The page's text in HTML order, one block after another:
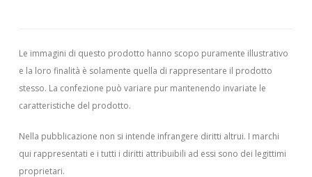
Le immagini di questo prodotto hanno scopo puramente illustrativo
e la loro finalità è solamente quella di rappresentare il prodotto
stesso. La confezione può variare pur mantenendo invariate le
caratteristiche del prodotto.
Nella pubblicazione non si intende infrangere diritti altrui. I marchi
qui rappresentati e i tutti i diritti attribuibili ad essi sono dei legittimi
proprietari.